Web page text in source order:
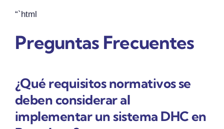
“`html
Preguntas Frecuentes
¿Qué requisitos normativos se
deben considerar al
implementar un sistema DHC en